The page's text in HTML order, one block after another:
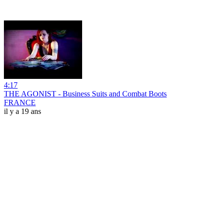
4:17
THE AGONIST - Business Suits and Combat Boots
FRANCE
il y a 19 ans